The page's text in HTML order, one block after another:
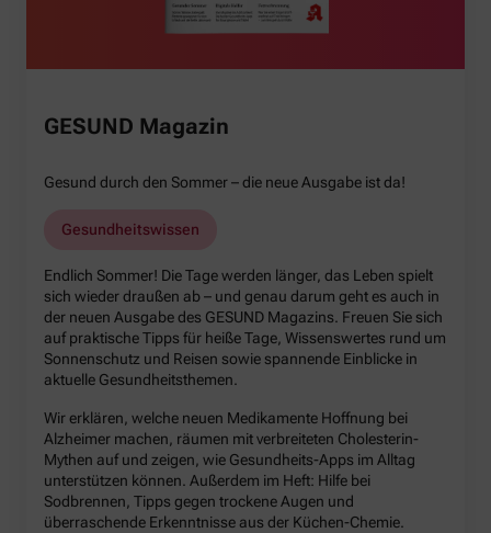
GESUND Magazin
Gesund durch den Sommer – die neue Ausgabe ist da!
Gesundheitswissen
Endlich Sommer! Die Tage werden länger, das Leben spielt
sich wieder draußen ab – und genau darum geht es auch in
der neuen Ausgabe des GESUND Magazins. Freuen Sie sich
auf praktische Tipps für heiße Tage, Wissenswertes rund um
Sonnenschutz und Reisen sowie spannende Einblicke in
aktuelle Gesundheitsthemen.
Wir erklären, welche neuen Medikamente Hoffnung bei
Alzheimer machen, räumen mit verbreiteten Cholesterin-
Mythen auf und zeigen, wie Gesundheits-Apps im Alltag
unterstützen können. Außerdem im Heft: Hilfe bei
Sodbrennen, Tipps gegen trockene Augen und
überraschende Erkenntnisse aus der Küchen-Chemie.